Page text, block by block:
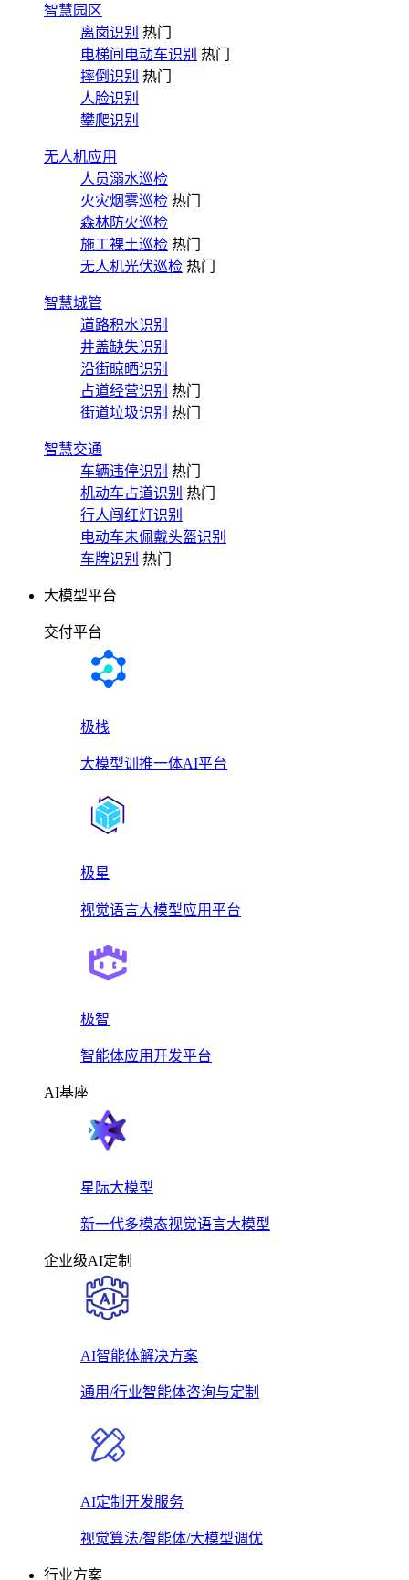
智慧园区
离岗识别 热门
电梯间电动车识别 热门
摔倒识别 热门
人脸识别
攀爬识别
无人机应用
人员溺水巡检
火灾烟雾巡检 热门
森林防火巡检
施工裸土巡检 热门
无人机光伏巡检 热门
智慧城管
道路积水识别
井盖缺失识别
沿街晾晒识别
占道经营识别 热门
街道垃圾识别 热门
智慧交通
车辆违停识别 热门
机动车占道识别 热门
行人闯红灯识别
电动车未佩戴头盔识别
车牌识别 热门
大模型平台
交付平台
极栈
大模型训推一体AI平台
极星
视觉语言大模型应用平台
极智
智能体应用开发平台
AI基座
星际大模型
新一代多模态视觉语言大模型
企业级AI定制
AI智能体解决方案
通用/行业智能体咨询与定制
AI定制开发服务
视觉算法/智能体/大模型调优
行业方案